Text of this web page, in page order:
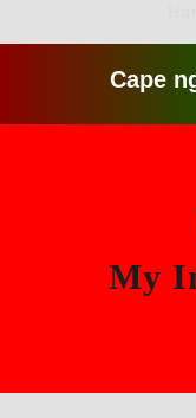
Cape ngga
My